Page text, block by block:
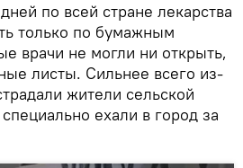
по всей стране лекарства
только по бумажным
врачи не могли ни открыть,
листы. Сильнее всего из-
жители сельской
ехали в город за